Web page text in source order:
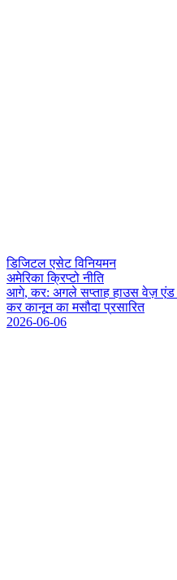
डिजिटल एसेट विनियमन
अमेरिका क्रिप्टो नीति
आग, कर: अगल सपतह हउस वज एड
कर कनन क मसद परसरत
2026-06-06